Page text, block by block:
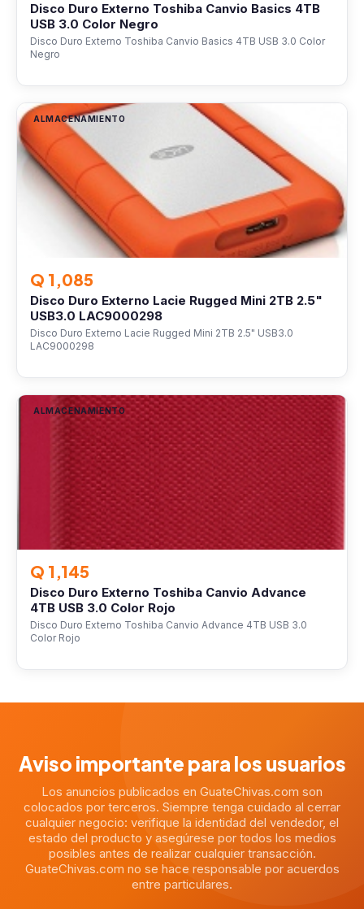
Disco Duro Externo Toshiba Canvio Basics 4TB
USB 3.0 Color Negro
Disco Duro Externo Toshiba Canvio Basics 4TB USB 3.0 Color
Negro
ALMACENAMIENTO
Q 1,085
Disco Duro Externo Lacie Rugged Mini 2TB 2.5"
USB3.0 LAC9000298
Disco Duro Externo Lacie Rugged Mini 2TB 2.5" USB3.0
LAC9000298
ALMACENAMIENTO
Q 1,145
Disco Duro Externo Toshiba Canvio Advance
4TB USB 3.0 Color Rojo
Disco Duro Externo Toshiba Canvio Advance 4TB USB 3.0
Color Rojo
Aviso importante para los usuarios
Los anuncios publicados en GuateChivas.com son
colocados por terceros. Siempre tenga cuidado al cerrar
cualquier negocio: verifique la identidad del vendedor, el
estado del producto y asegúrese por todos los medios
posibles antes de realizar cualquier transacción.
GuateChivas.com no se hace responsable por acuerdos
entre particulares.